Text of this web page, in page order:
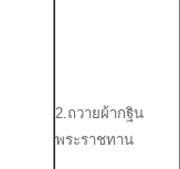
2.ถวายผ้ากฐิน
พระราชทาน